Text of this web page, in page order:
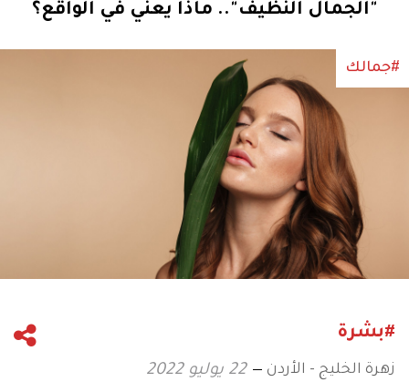
"الجمال النظيف".. ماذا يعني في الواقع؟
#جمالك
#بشرة
زهرة الخليج - الأردن 22 يوليو 2022